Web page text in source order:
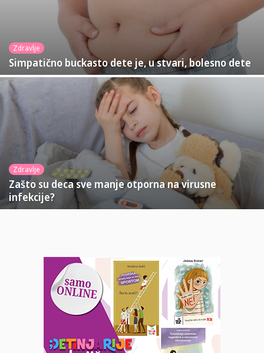
Zdravlje
Simpatično buckasto dete je, u stvari, bolesno dete
Zdravlje
Zašto su deca sve manje otporna na virusne
infekcije?